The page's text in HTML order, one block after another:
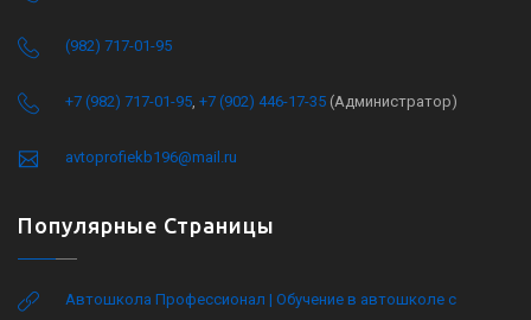
(982) 717-01-95
+7 (982) 717-01-95 +7 (902) 446-17-35 (Администратор)
avtoprofiekb196@mail.ru
Популярные Страницы
Автошкола Профессионал | Обучение в автошколе с